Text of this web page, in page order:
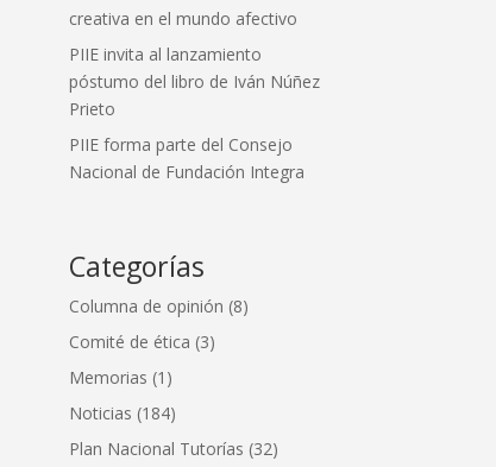
creativa en el mundo afectivo
PIIE invita al lanzamiento
póstumo del libro de Iván Núñez
Prieto
PIIE forma parte del Consejo
Nacional de Fundación Integra
Categorías
Columna de opinión (8)
Comité de ética (3)
Memorias (1)
Noticias (184)
Plan Nacional Tutorías (32)